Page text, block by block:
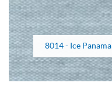
8014 - Ice Panama